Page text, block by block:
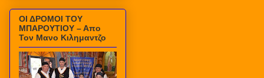
ΟΙ ΔΡΟΜΟΙ ΤΟΥ
ΜΠΑΡΟΥΤΙΟΥ – Απο
Τον Μανο Κιλημαντζο